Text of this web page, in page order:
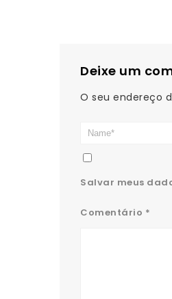
Deixe um
O seu endereço
Salvar meus
Comentário *